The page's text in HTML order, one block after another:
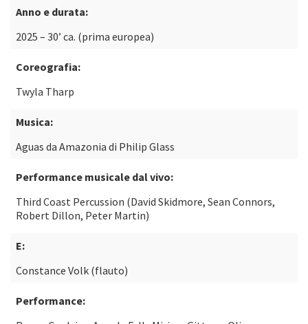
Anno e durata:
2025 – 30’ ca. (prima europea)
Coreografia:
Twyla Tharp
Musica:
Aguas da Amazonia di Philip Glass
Performance musicale dal vivo:
Third Coast Percussion (David Skidmore, Sean Connors,
Robert Dillon, Peter Martin)
E:
Constance Volk (flauto)
Performance: